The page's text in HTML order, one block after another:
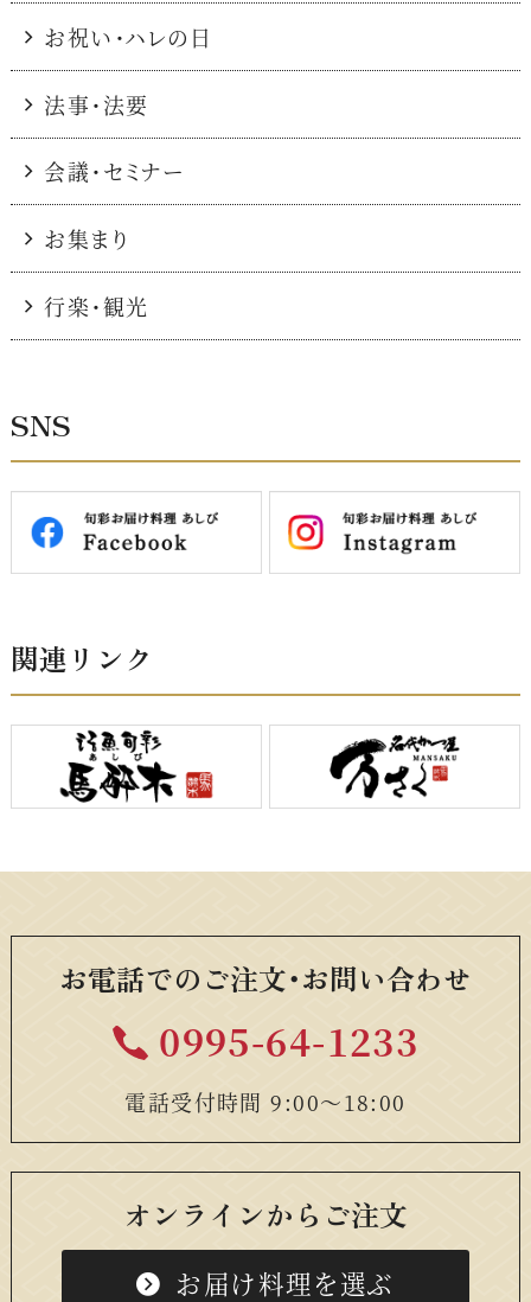
お祝い・ハレの日
法事・法要
会議・セミナー
お集まり
行楽・観光
SNS
関連リンク
お電話でのご注文・お問い合わせ
0995-64-1233
電話受付時間 9:00〜18:00
オンラインからご注文
お届け料理を選ぶ